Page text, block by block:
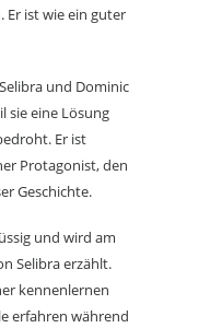
Er ist wie ein guter
und Dominic
sie eine Lösung
Er ist
Protagonist, den
Geschichte.
und wird am
Selibra erzählt.
kennenlernen
erfahren während